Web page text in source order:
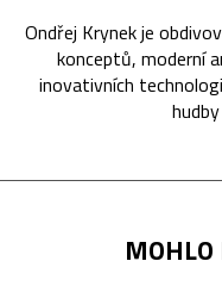
Ondřej Krynek je
konceptů, moderní
inovativních
MOHLO